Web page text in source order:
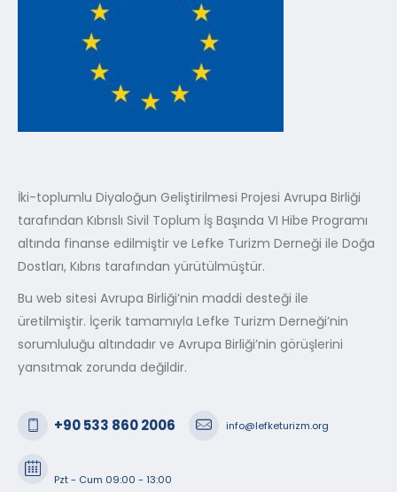
İki-toplumlu Diyaloğun Geliştirilmesi Projesi Avrupa Birliği
tarafından Kıbrıslı Sivil Toplum İş Başında VI Hibe Programı
altında finanse edilmiştir ve Lefke Turizm Derneği ile Doğa
Dostları, Kıbrıs tarafından yürütülmüştür.
Bu web sitesi Avrupa Birliği’nin maddi desteği ile
üretilmiştir. İçerik tamamıyla Lefke Turizm Derneği’nin
sorumluluğu altındadır ve Avrupa Birliği’nin görüşlerini
yansıtmak zorunda değildir.
+90 533 860 2006 info@lefketurizm.org
Pzt - Cum 09:00 - 13:00